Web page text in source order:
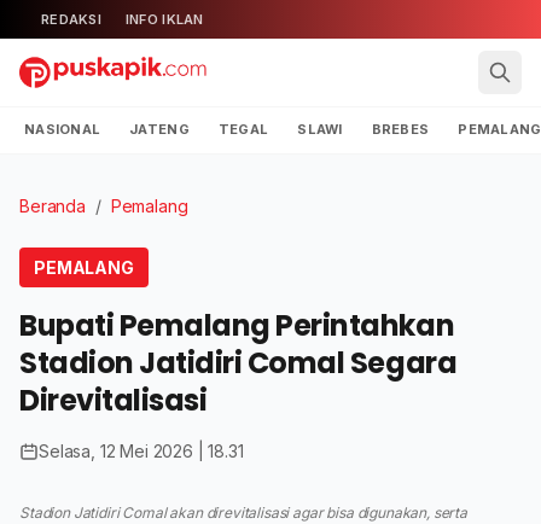
REDAKSI INFO IKLAN
NASIONAL JATENG TEGAL SLAWI BREBES PEMALANG
Beranda / Pemalang
PEMALANG
Bupati Pemalang Perintahkan
Stadion Jatidiri Comal Segara
Direvitalisasi
Selasa, 12 Mei 2026 | 18.31
Stadion Jatidiri Comal akan direvitalisasi agar bisa digunakan, serta